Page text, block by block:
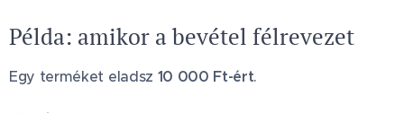
Példa: amikor a bevétel félrevezet
Egy terméket eladsz 10 000 Ft-ért.